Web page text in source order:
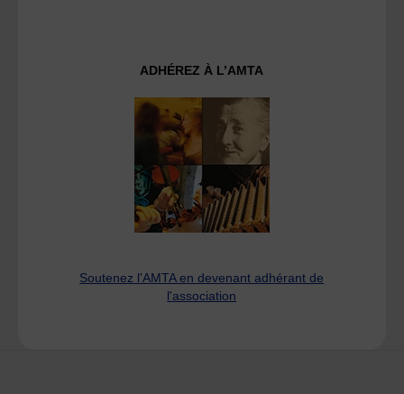
ADHÉREZ À L’AMTA
Soutenez l'AMTA en devenant adhérant de
l'association